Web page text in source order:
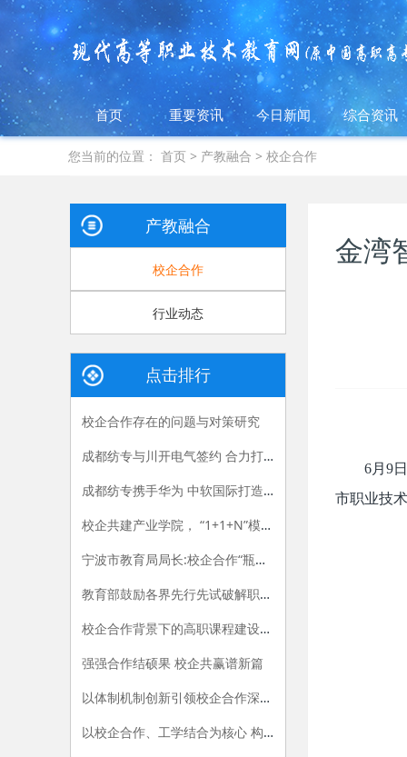
首页 重要资讯 今日新闻 综合资讯
您当前的位置： 首页> 产教融合 > 校企合作
金湾
6月9
市职业技
产教融合
校企合作
行业动态
点击排行
校企合作存在的问题与对策研究
成都纺专与川开电气签约 合力打造产教融合新范式
成都纺专携手华为 中软国际打造信创产业学院“标杆”
校企共建产业学院， “1+1+N”模式协同育人
宁波市教育局局长:校企合作“瓶颈”这样来突破
教育部鼓励各界先行先试破解职教难题
校企合作背景下的高职课程建设与改革
强强合作结硕果 校企共赢谱新篇
以体制机制创新引领校企合作深入发展
以校企合作、工学结合为核心 构建现代职业教育的教学环境